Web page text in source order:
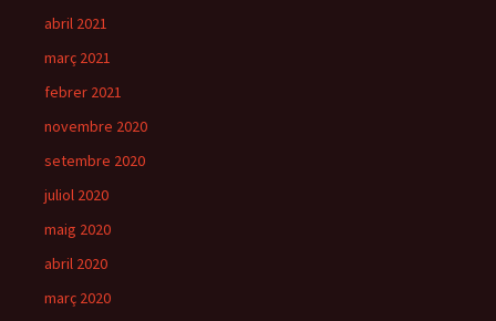
abril 2021
març 2021
febrer 2021
novembre 2020
setembre 2020
juliol 2020
maig 2020
abril 2020
març 2020